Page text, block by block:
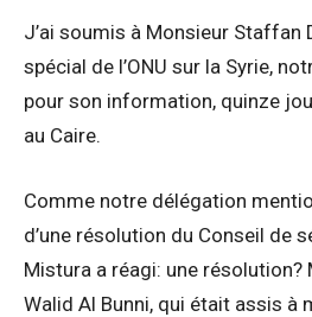
J’ai soumis à Monsieur Staffan
spécial de l’ONU sur la Syrie,
pour son information, quinze
au Caire.
Comme notre délégation
d’une résolution du Conseil de
Mistura a réagi: une résolution?
Walid Al Bunni, qui était assis à